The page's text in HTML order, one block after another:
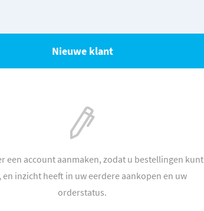
Nieuwe klant
een account aanmaken, zodat u bestellingen kunt
en inzicht heeft in uw eerdere aankopen en uw
orderstatus.